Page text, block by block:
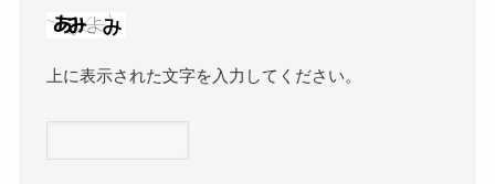
上に表示された文字を入力してください。